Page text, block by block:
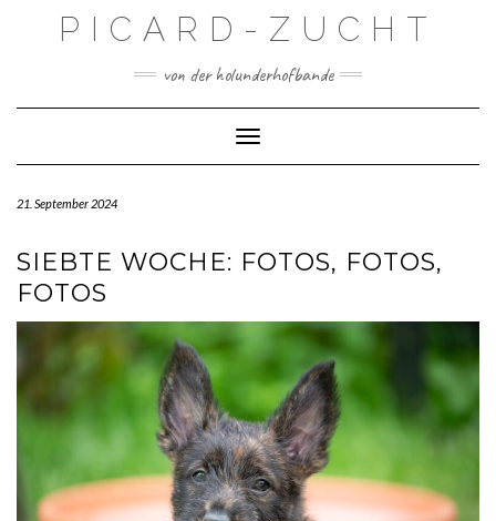
PICARD-ZUCHT
von der holunderhofbande
Toggle Navigation
21. September 2024
SIEBTE WOCHE: FOTOS, FOTOS,
FOTOS